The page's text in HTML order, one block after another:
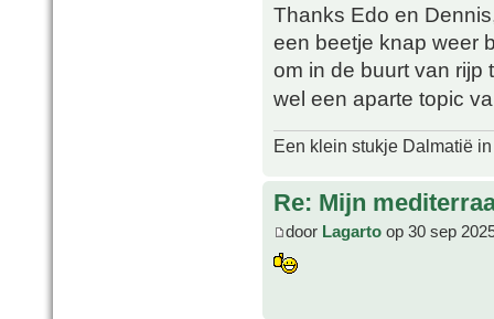
Thanks Edo en
een beetje knap weer
om in de buurt van rijp
wel een aparte topic
Een klein stukje Dalmatië
Re: Mijn
door Lagarto op 30 sep